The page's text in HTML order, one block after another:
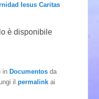
Iesus Caritas
è disponibile
inDocumentos da
ilpermalink ai